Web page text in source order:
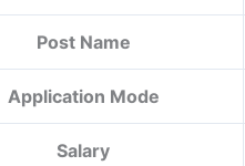
Post Name
Application Mode
Salary